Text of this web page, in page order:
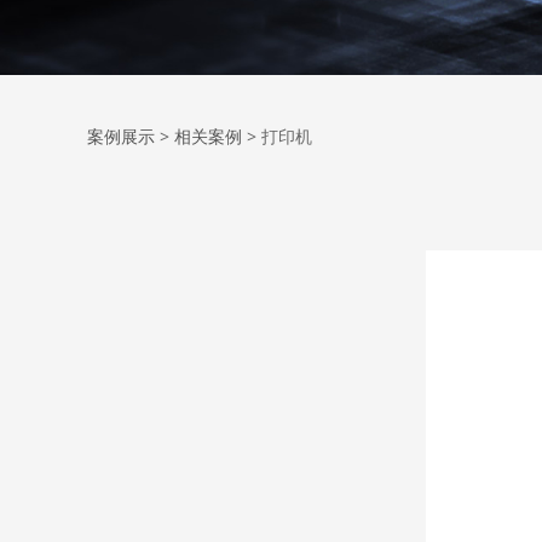
打印机
案例展示 > 相关案例 > 打印机